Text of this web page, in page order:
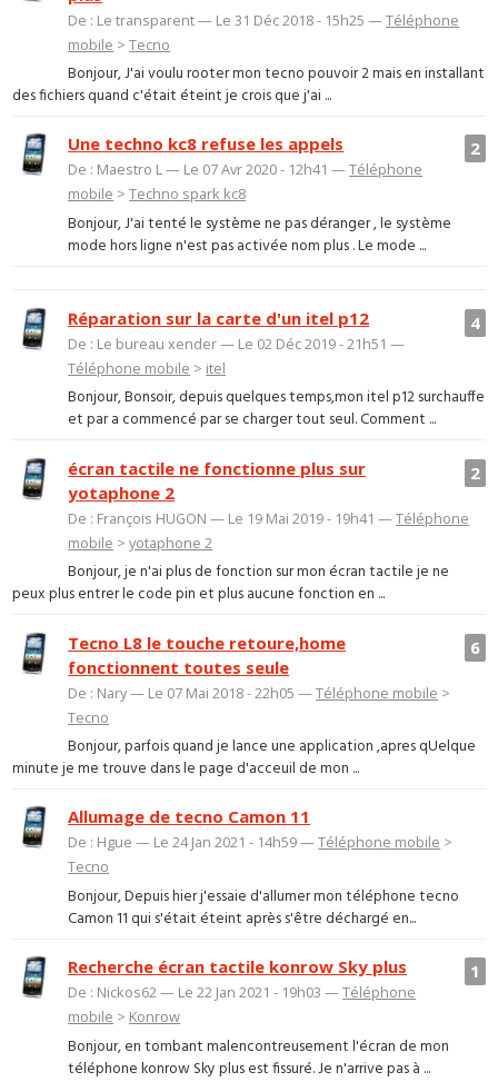
De : Le transparent — Le 31 Déc 2018 - 15h25 —Téléphone
mobile >Tecno
Bonjour, J'ai voulu rooter mon tecno pouvoir 2 mais en installant
des fichiers quand c'était éteint je crois que j'ai ...
2
Une techno kc8 refuse les appels
De : Maestro L — Le 07 Avr 2020 - 12h41 —Téléphone
mobile >Techno spark kc8
Bonjour, J'ai tenté le système ne pas déranger , le système
mode hors ligne n'est pas activée nom plus . Le mode ...
4
Réparation sur la carte d'un itel p12
De : Le bureau xender — Le 02 Déc 2019 - 21h51 —
Téléphone mobile > itel
Bonjour, Bonsoir, depuis quelques temps,mon itel p12 surchauffe
et par a commencé par se charger tout seul. Comment ...
2
écran tactile ne fonctionne plus sur
yotaphone 2
De : François HUGON — Le 19 Mai 2019 - 19h41 —Téléphone
mobile >yotaphone 2
Bonjour, je n'ai plus de fonction sur mon écran tactile je ne
peux plus entrer le code pin et plus aucune fonction en ...
6
Tecno L8 le touche retoure,home
fonctionnent toutes seule
De : Nary — Le 07 Mai 2018 - 22h05 —Téléphone mobile >
Tecno
Bonjour, parfois quand je lance une application ,apres qUelque
minute je me trouve dans le page d'acceuil de mon ...
Allumage de tecno Camon 11
De : Hgue — Le 24 Jan 2021 - 14h59 —Téléphone mobile >
Tecno
Bonjour, Depuis hier j'essaie d'allumer mon téléphone tecno
Camon 11 qui s'était éteint après s'être déchargé en...
1
Recherche écran tactile konrow Sky plus
De : Nickos62 — Le 22 Jan 2021 - 19h03 —Téléphone
mobile > Konrow
Bonjour, en tombant malencontreusement l'écran de mon
téléphone konrow Sky plus est fissuré. Je n'arrive pas à ...